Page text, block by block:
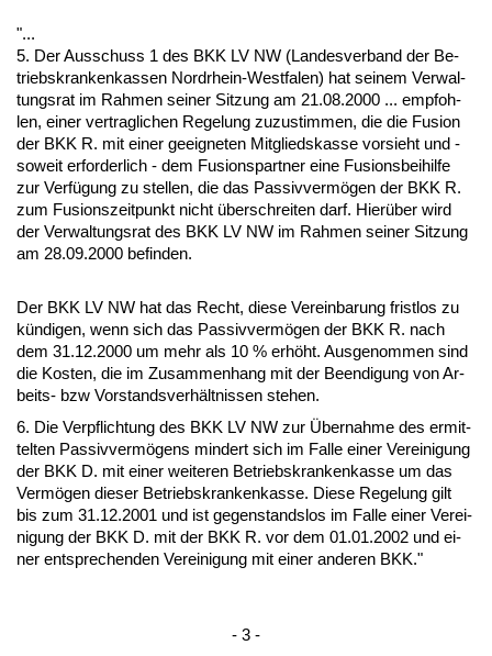
"...
5. Der Aus­schuss 1 des BKK LV NW (Lan­des­ver­band der Be­
triebs­kran­ken­kas­sen Nord­rhein-West­fa­len) hat sei­nem Ver­wal­
tungs­rat im Rah­men sei­ner Sit­zung am 21.08.2000 ... emp­foh­
len, ei­ner ver­trag­li­chen Re­ge­lung zu­zu­stim­men, die die Fu­si­on
der BKK R. mit ei­ner ge­eig­ne­ten Mit­glieds­kas­se vor­sieht und -
so­weit er­for­der­lich - dem Fu­si­ons­part­ner ei­ne Fu­si­ons­bei­hil­fe
zur Verfügung zu stel­len, die das Pas­siv­vermögen der BKK R.
zum Fu­si­ons­zeit­punkt nicht über­schrei­ten darf. Hierüber wird
der Ver­wal­tungs­rat des BKK LV NW im Rah­men sei­ner Sit­zung
am 28.09.2000 be­fin­den.
Der BKK LV NW hat das Recht, die­se Ver­ein­ba­rung frist­los zu
kündi­gen, wenn sich das Pas­siv­vermögen der BKK R. nach
dem 31.12.2000 um mehr als 10 % erhöht. Aus­ge­nom­men sind
die Kos­ten, die im Zu­sam­men­hang mit der Be­en­di­gung von Ar­
beits- bzw Vor­stands­verhält­nis­sen ste­hen.
6. Die Ver­pflich­tung des BKK LV NW zur Über­nah­me des er­mit­
tel­ten Pas­siv­vermögens min­dert sich im Fal­le ei­ner Ver­ei­ni­gung
der BKK D. mit ei­ner wei­te­ren Be­triebs­kran­ken­kas­se um das
Vermögen die­ser Be­triebs­kran­ken­kas­se. Die­se Re­ge­lung gilt
bis zum 31.12.2001 und ist ge­gen­stands­los im Fal­le ei­ner Ver­ei­
ni­gung der BKK D. mit der BKK R. vor dem 01.01.2002 und ei­
ner ent­spre­chen­den Ver­ei­ni­gung mit ei­ner an­de­ren BKK."
- 3 -